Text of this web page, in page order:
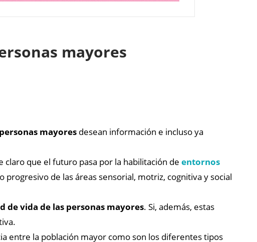
mayores
mayores desean información e incluso ya
claro que el futuro pasa por la habilitación de entornos
de las áreas sensorial, motriz, cognitiva y social
de vida de las personas mayores. Si, además, estas
entre la población mayor como son los diferentes tipos